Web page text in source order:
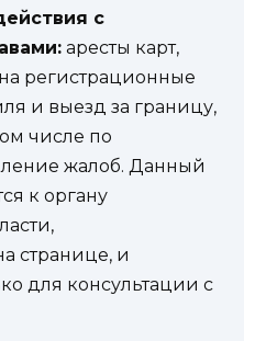
с
аресты карт,
регистрационные
и выезд за границу,
числе по
жалоб. Данный
к органу
странице, и
для консультации с